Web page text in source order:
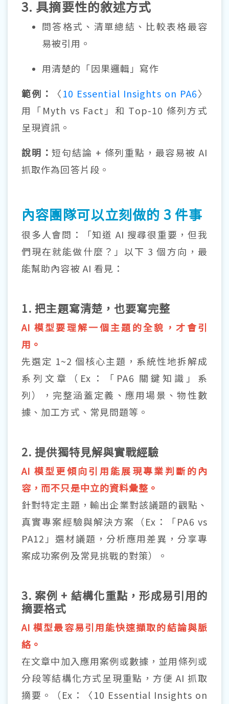
3. 具摘要性的敘述方式
問答格式、清單總結、比較表格最容
易被引用。
用清楚的「因果邏輯」寫作
範例：
〈10 Essential Insights on PA6〉
用「Myth vs Fact」和 Top-10 條列方式
呈現資訊。
說明：短句結論 + 條列重點，最容易被 AI
抓取作為回答片段。
內容團隊可以立刻做的 3 件事
很多人會問：「知道 AI 搜尋很重要，但我
們現在就能做什麼？」以下 3 個方向，最
能幫助內容被 AI 看見：
1. 把主題寫清楚，也要寫完整
AI 模型要理解一個主題的全貌，才會引
用。
先選定 1~2 個核心主題，系統性地拆解成
系列文章（Ex：「PA6 關鍵知識」系
列），完整涵蓋定義、應用場景、物性數
據、加工方式、常見問題等。
2. 提供獨特見解與實戰經驗
AI 模型更傾向引用能展現專業判斷的內
容，而不只是中立的資料彙整。
針對特定主題，輸出企業對該議題的觀點、
真實專案經驗與解決方案（Ex：「PA6 vs
PA12」選材議題，分析應用差異，分享專
案成功案例及常見挑戰的對策）。
3. 案例 + 結構化重點，形成易引用的
摘要格式
AI 模型最容易引用能快速擷取的結論與脈
絡。
在文章中加入應用案例或數據，並用條列或
分段等結構化方式呈現重點，方便 AI 抓取
摘要。（Ex：〈10 Essential Insights on